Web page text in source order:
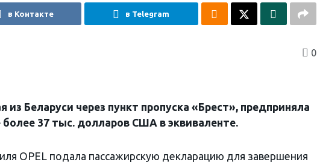
в Контакте в Telegram
0
Беларуси через пункт пропуска «Брест», предприняла
более 37 тыс. долларов США в эквиваленте.
OPEL подала пассажирскую декларацию для завершения